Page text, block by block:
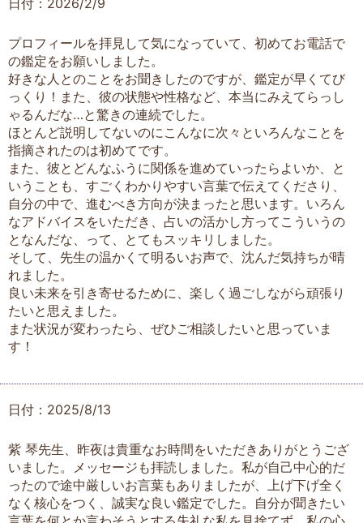
日付：2026/2/9
プロフィールを拝見して気になっていて、初めてお電話で
の鑑定をお願いしました。
好きな人とのことをお聞きしたのですが、鑑定が早くてび
っくり！また、彼の状態や性格など、本当にみえてらっし
ゃるんだな…と驚きの連続でした。
ほとんど説明してないのにこんなに次々といろんなことを
指摘されたのは初めてです。
また、彼とどんなふうに関係を進めていったらよいか、と
いうことも、すごくわかりやすい言葉で伝えてくださり、
自分の中で、進むべき方向が決まったと思います。いろん
なアドバイスをいただき、占いの活かし方ってこういうの
となんだな、って、とてもスッキリしました。
そして、先生の温かくて明るいお声で、沈んだ気持ちが晴
れました。
良い未来を引き寄せるために、楽しく過ごしながら頑張り
たいと思えました。
また状況が変わったら、ぜひご相談したいと思っていま
す！
日付：2025/8/13
紫 琴先生、昨夜は貴重なお時間をいただきありがとうござ
いました。メッセージも拝読しました。私が自己中心的だ
ったので途中厳しいお言葉もありましたが、上げ下げ全く
なく核心をつく、誠実な良い鑑定でした。自分が聞きたい